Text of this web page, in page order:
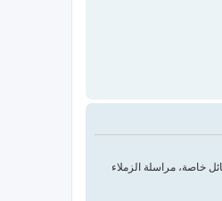
خاصة، مراسلة الزملاء